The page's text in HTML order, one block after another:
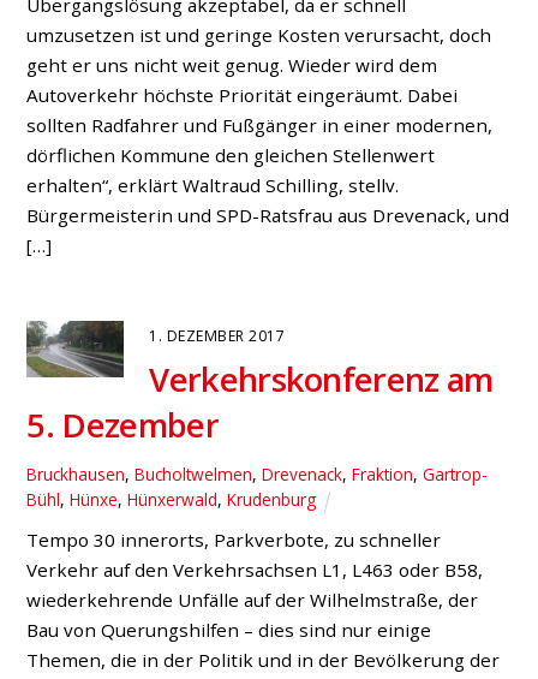
geschehen.“ Demnach sollen bei einem Termin mit
Vertretern der Gemeindeverwaltung, der
Ratsfraktionen, des Landesbetriebes Straßen.NRW, […]
17. JUNI 2016
Norbert Meesters hakt
nach: „Ampelanlage an der A 3-
Bucholtwelmen , Fraktion,Hünxe ,
„Die Ampelanlange an der A3-Abfahrt in Hünxe wird
konkret. Ich konnte bei den zuständigen Behörden in
NRW jetzt tätig geworden ist und die Ausschreibung
bereits läuft. Nun gehe ich davon aus, dass es bis nach
den Sommerferien erste Ergebnisse gibt und eine
Installation der Ampel im Herbst erfolgen wird!“ […]
25. MAI 2016